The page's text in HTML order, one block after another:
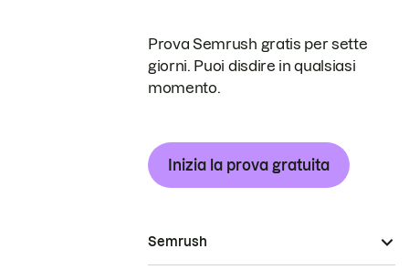
Prova Semrush gratis per sette
giorni. Puoi disdire in qualsiasi
momento.
Inizia la prova gratuita
Semrush